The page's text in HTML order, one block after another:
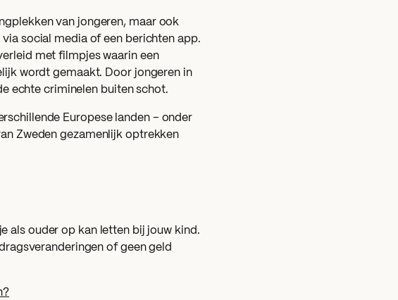
van jongeren, maar ook
social media of een berichten app.
met filmpjes waarin een
wordt gemaakt. Door jongeren in
echte criminelen buiten schot.
Europese landen – onder
Zweden gezamenlijk optrekken
als ouder op kan letten bij jouw kind.
of geen geld